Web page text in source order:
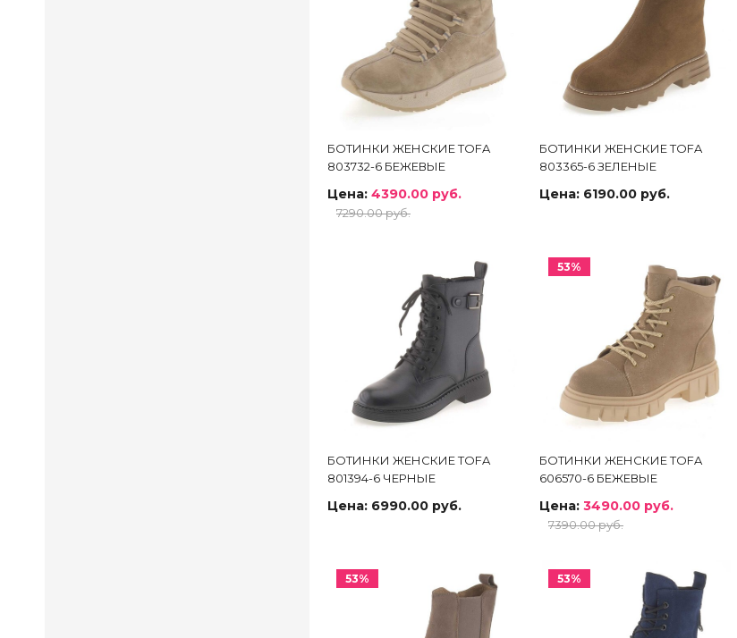
БОТИНКИ ЖЕНСКИЕ TOFA
803732-6 БЕЖЕВЫЕ
Цена: 4390.00 руб.
7290.00 руб.
БОТИНКИ ЖЕНСКИЕ TOFA
803365-6 ЗЕЛЕНЫЕ
Цена: 6190.00 руб.
БОТИНКИ ЖЕНСКИЕ TOFA
801394-6 ЧЕРНЫЕ
Цена: 6990.00 руб.
53%
БОТИНКИ ЖЕНСКИЕ TOFA
606570-6 БЕЖЕВЫЕ
Цена: 3490.00 руб.
7390.00 руб.
53% 53%